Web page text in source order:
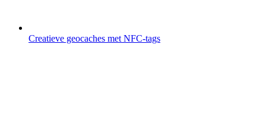
Creatieve geocaches met NFC-tags